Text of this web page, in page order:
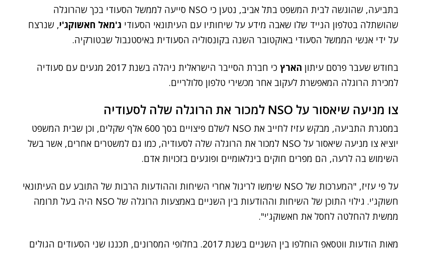
בתביעה, שהוגשה לבית המשפט בתל אביב, נטען כי NSO סייעה לממשל הסעודי בכך שהרוגלה
שהושתלה בטלפון הנייד שלו שאבה מידע על שיחותיו עם העיתונאי הסעודי ג'מאל חאשוקג'י, שנרצח
על ידי אנשי הממשל הסעודי באוקטובר השנה בקונסוליה הסעודית באיסטנבול שבטורקיה.
בחודש שעבר פרסם עיתון הארץ
כי חברת הסייבר הישראלית ניהלה בשנת 2017 מגעים עם סעודיה
למכירת הרוגלה המאפשרת לעקוב אחר מכשירי טלפון סלולריים.
צו מניעה שיאסור על NSO למכור את הרוגלה שלה לסעודיה
במסגרת התביעה, מבקש עזיז לחייב את NSO לשלם פיצויים בסך 600 אלף שקלים, וכן שבית המשפט
יוציא צו מניעה שיאסור על NSO למכור את הרוגלה שלה לסעודיה, כמו גם למשטרים אחרים, אשר בשל
השימוש בה לרעה, הם מפרים חוקים בינלאומיים ופוגעים בזכויות אדם.
על פי עזיז, "המערכות של NSO שימשו לריגול אחרי השיחות וההודעות הרבות של התובע עם העיתונאי
חשוקג'י. גילוי התוכן של השיחות וההודעות בין השניים באמצעות הרוגלה של NSO היה בעל תרומה
ממשית להחלטה לחסל את חאשוקג'י".
מאות הודעות ווטסאפ הוחלפו בין השניים בשנת 2017. בחלופי המסרונים, תכננו שני הסעודים הגולים